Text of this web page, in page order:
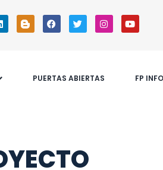
PUERTAS ABIERTAS FP INFO